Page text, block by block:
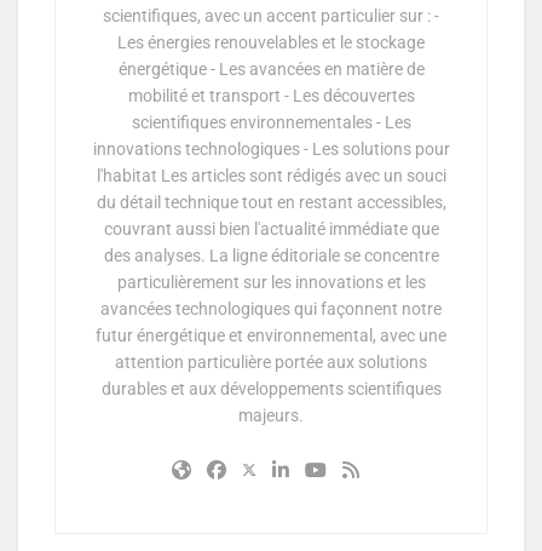
scientifiques, avec un accent particulier sur : -
Les énergies renouvelables et le stockage
énergétique - Les avancées en matière de
mobilité et transport - Les découvertes
scientifiques environnementales - Les
innovations technologiques - Les solutions pour
l'habitat Les articles sont rédigés avec un souci
du détail technique tout en restant accessibles,
couvrant aussi bien l'actualité immédiate que
des analyses. La ligne éditoriale se concentre
particulièrement sur les innovations et les
avancées technologiques qui façonnent notre
futur énergétique et environnemental, avec une
attention particulière portée aux solutions
durables et aux développements scientifiques
majeurs.